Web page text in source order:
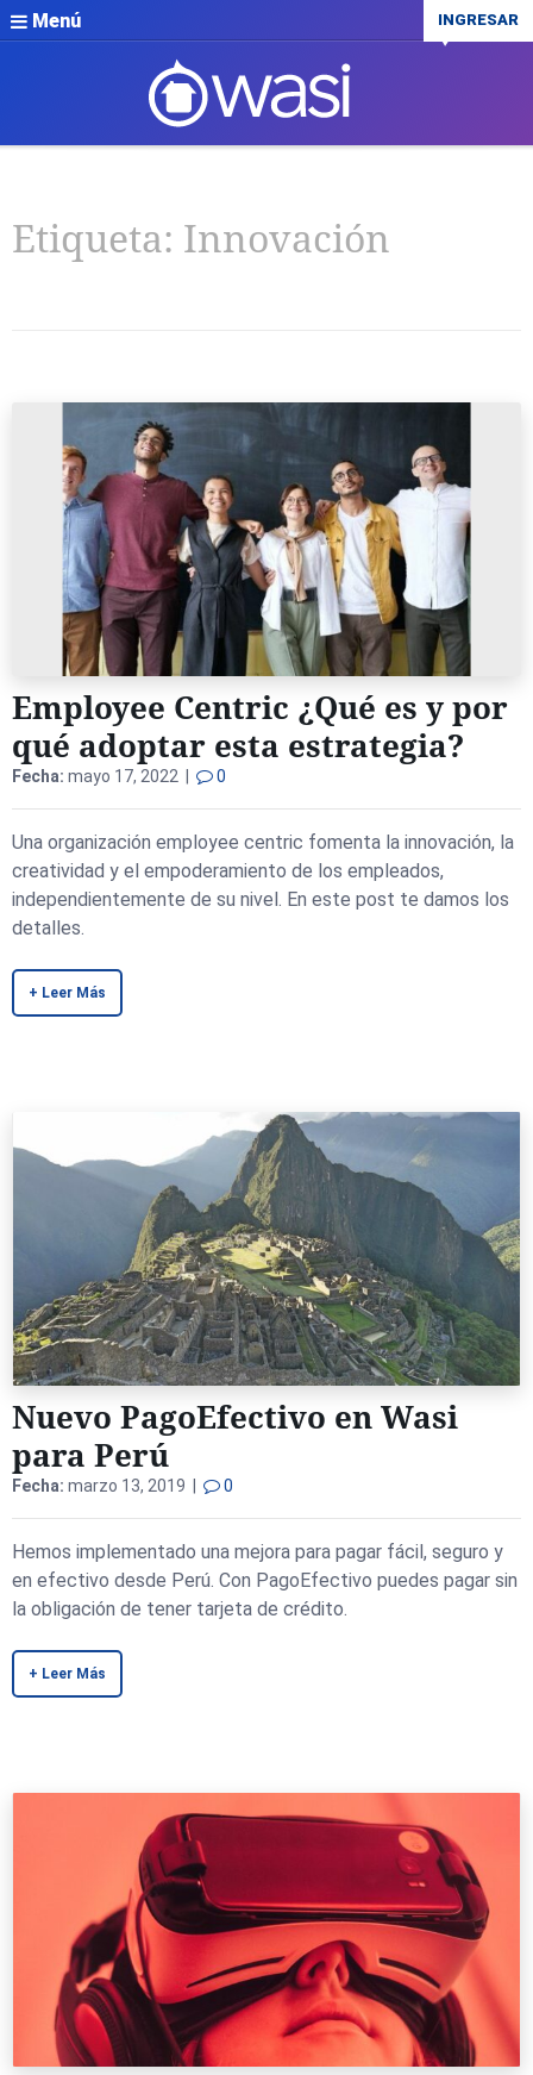
Menú INGRESAR
Etiqueta: Innovación
Employee Centric ¿Qué es y por
qué adoptar esta estrategia?
Fecha: mayo 17, 2022 | 0
Una organización employee centric fomenta la innovación, la
creatividad y el empoderamiento de los empleados,
independientemente de su nivel. En este post te damos los
detalles.
+ Leer Más
Nuevo PagoEfectivo en Wasi
para Perú
Fecha: marzo 13, 2019 | 0
Hemos implementado una mejora para pagar fácil, seguro y
en efectivo desde Perú. Con PagoEfectivo puedes pagar sin
la obligación de tener tarjeta de crédito.
+ Leer Más